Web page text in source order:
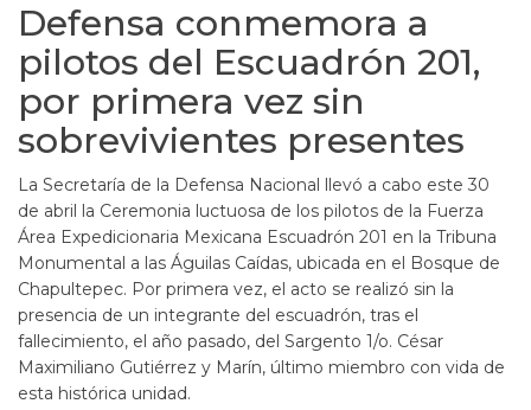
Defensa conmemora a
pilotos del Escuadrón 201,
por primera vez sin
sobrevivientes presentes
La Secretaría de la Defensa Nacional llevó a cabo este 30
de abril la Ceremonia luctuosa de los pilotos de la Fuerza
Área Expedicionaria Mexicana Escuadrón 201 en la Tribuna
Monumental a las Águilas Caídas, ubicada en el Bosque de
Chapultepec. Por primera vez, el acto se realizó sin la
presencia de un integrante del escuadrón, tras el
fallecimiento, el año pasado, del Sargento 1/o. César
Maximiliano Gutiérrez y Marín, último miembro con vida de
esta histórica unidad.